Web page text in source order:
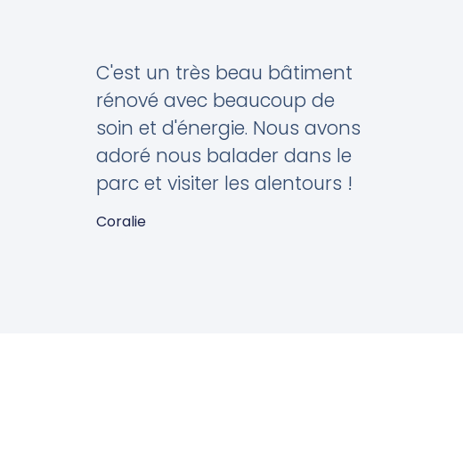
C'est un très beau bâtiment
rénové avec beaucoup de
soin et d'énergie. Nous avons
adoré nous balader dans le
parc et visiter les alentours !
Coralie